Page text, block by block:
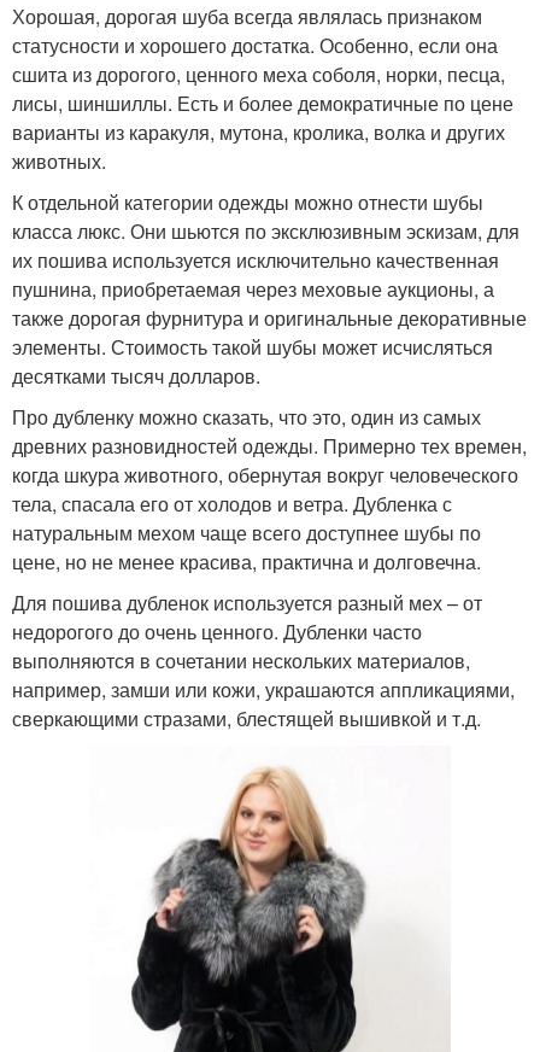
Хорошая, дорогая шуба всегда являлась признаком
статусности и хорошего достатка. Особенно, если она
сшита из дорогого, ценного меха соболя, норки, песца,
лисы, шиншиллы. Есть и более демократичные по цене
варианты из каракуля, мутона, кролика, волка и других
животных.
К отдельной категории одежды можно отнести шубы
класса люкс. Они шьются по эксклюзивным эскизам, для
их пошива используется исключительно качественная
пушнина, приобретаемая через меховые аукционы, а
также дорогая фурнитура и оригинальные декоративные
элементы. Стоимость такой шубы может исчисляться
десятками тысяч долларов.
Про дубленку можно сказать, что это, один из самых
древних разновидностей одежды. Примерно тех времен,
когда шкура животного, обернутая вокруг человеческого
тела, спасала его от холодов и ветра. Дубленка с
натуральным мехом чаще всего доступнее шубы по
цене, но не менее красива, практична и долговечна.
Для пошива дубленок используется разный мех – от
недорогого до очень ценного. Дубленки часто
выполняются в сочетании нескольких материалов,
например, замши или кожи, украшаются аппликациями,
сверкающими стразами, блестящей вышивкой и т.д.